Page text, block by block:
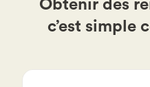
c’est simple